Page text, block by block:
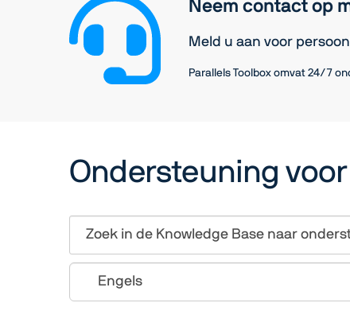
Neem contact op
Meld u aan voor
Parallels Toolbox omvat 24/7
Ondersteuning